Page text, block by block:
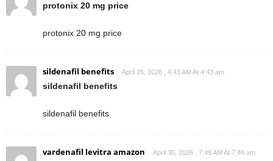
protonix 20 mg price
protonix 20 mg price
sildenafil benefits April 26, 2026 , 4:43 AM At 4:43 am
sildenafil benefits
sildenafil benefits
vardenafil levitra amazon April 30, 2026 , 7:49 AM At 7:49 am